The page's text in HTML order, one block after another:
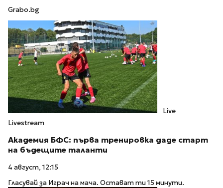
Grabo.bg
Live
Livestream
Академия БФС: първа тренировка даде старт
на бъдещите таланти
4 август, 12:15
Гласувай за Играч на мача. Остават ти 15 минути.